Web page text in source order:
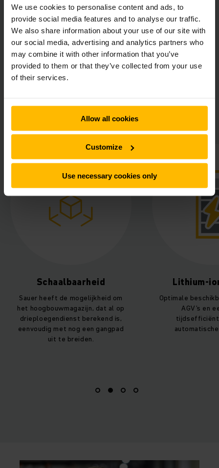
We use cookies to personalise content and ads, to
provide social media features and to analyse our traffic.
We also share information about your use of our site with
our social media, advertising and analytics partners who
may combine it with other information that you’ve
provided to them or that they’ve collected from your use
of their services.
Allow all cookies
Customize
Use necessary cookies only
indrukwekkende verbetering van de logistieke prestaties bij
Sauer. Het voordeel van dit logistieke systeem ligt
hoofdzakelijk in de hoge omslag. Een extra pluspunt is dat
ook het onderhoud volledig door Jungheinrich zelf wordt
verzorgd. Daarnaast wijst Sauer op de korte bouwperiode
van het hoogbouwmagazijn, de goede prijs-
kwaliteitverhouding en de goede uptime van het hele
systeem. De dagelijkse operatie verloopt efficiënt en
Schaalbaarheid
Sauer heeft de mogelijkheid om
het hoogbouwmagazijn, dat al op
drieploegendienst berekend is,
eenvoudig met nog een gangpad
uit te breiden.
Lithium-
Optimale
AGV’s en